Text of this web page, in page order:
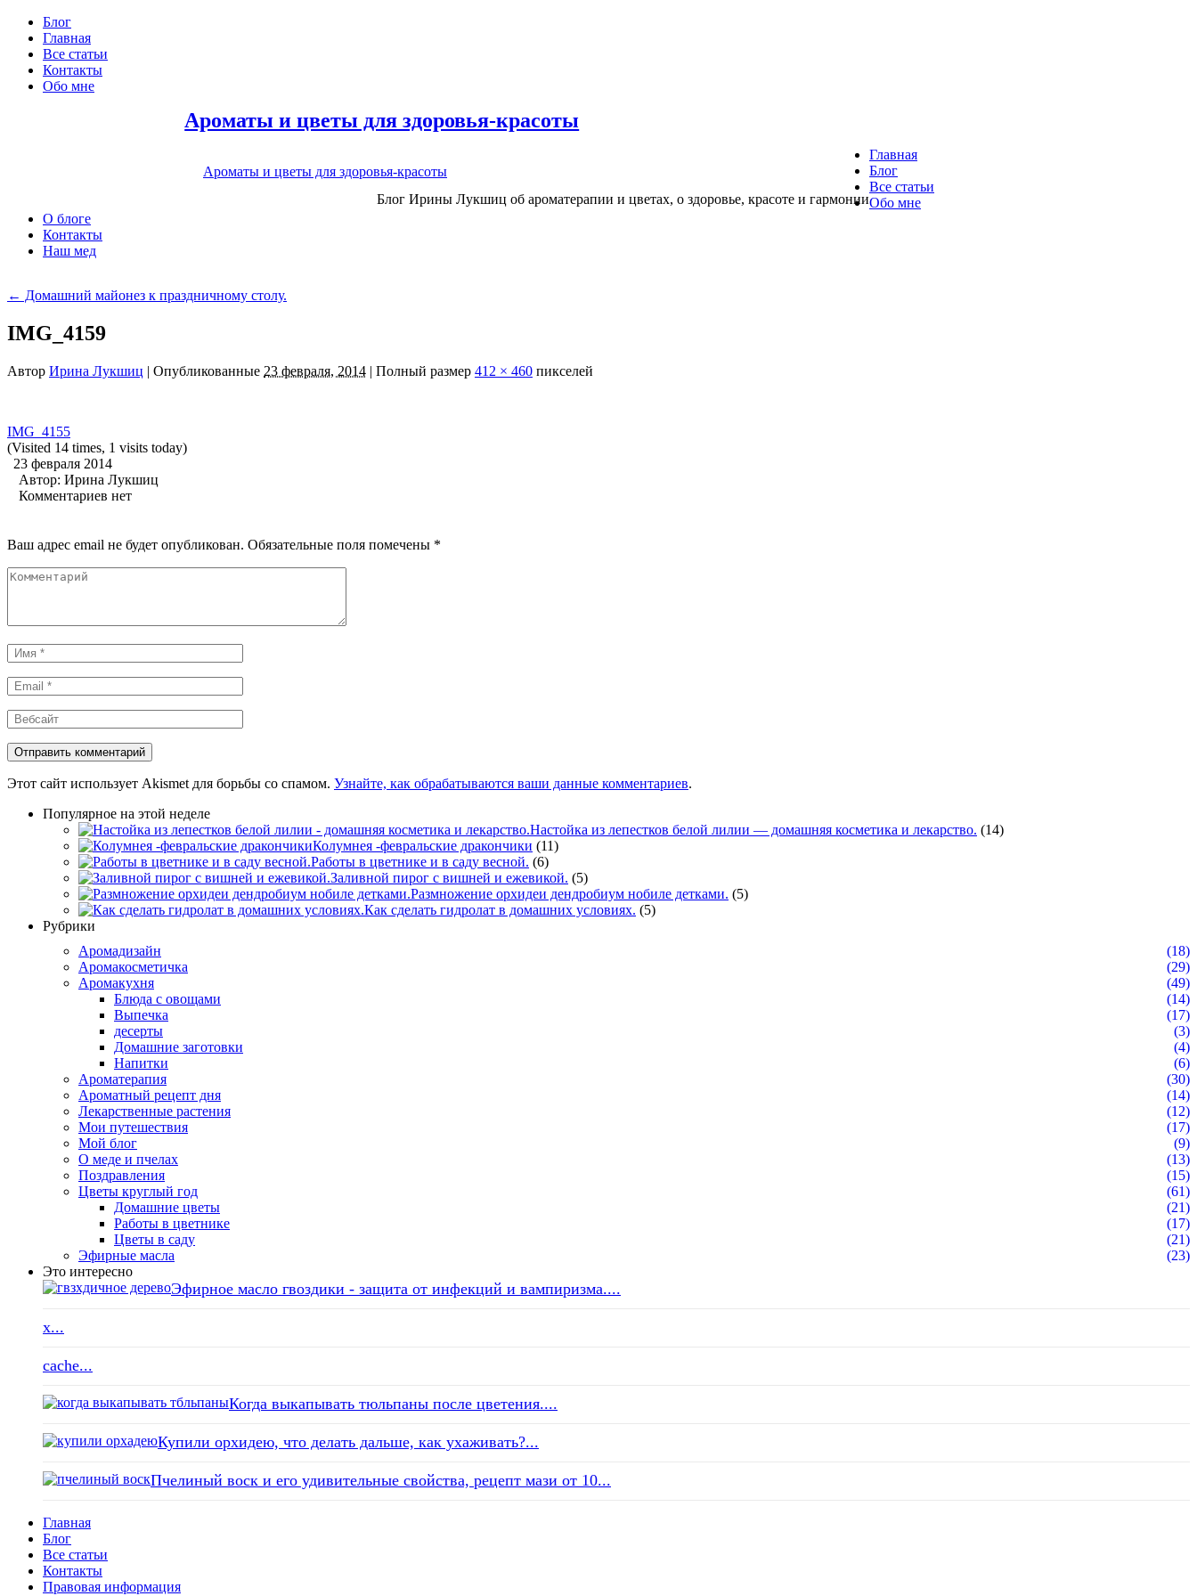
Блог
Главная
Все статьи
Контакты
Обо мне
Ароматы и цветы для здоровья-красоты
Ароматы и цветы для здоровья-красоты
Блог Ирины Лукшиц об ароматерапии и цветах, о здоровье, красоте и гармонии
Главная
Блог
Все статьи
Обо мне
О блоге
Контакты
Наш мед
← Домашний майонез к праздничному столу.
IMG_4159
Автор Ирина Лукшиц | Опубликованные 23 февраля, 2014 | Полный размер 412 × 460 пикселей
IMG_4155
(Visited 14 times, 1 visits today)
23 февраля 2014
Автор: Ирина Лукшиц
Комментариев нет
Ваш адрес email не будет опубликован. Обязательные поля помечены *
Комментарий
Имя
*
Email
*
Вебсайт
Этот сайт использует Akismet для борьбы со спамом. Узнайте, как обрабатываются ваши данные комментариев.
Популярное на этой неделе
Настойка из лепестков белой лилии — домашняя косметика и лекарство. (14)
Колумнея -февральские дракончики (11)
Работы в цветнике и в саду весной. (6)
Заливной пирог с вишней и ежевикой. (5)
Размножение орхидеи дендробиум нобиле детками. (5)
Как сделать гидролат в домашних условиях. (5)
Рубрики
Аромадизайн
(18)
Аромакосметичка
(29)
Аромакухня
(49)
Блюда с овощами
(14)
Выпечка
(17)
десерты
(3)
Домашние заготовки
(4)
Напитки
(6)
Ароматерапия
(30)
Ароматный рецепт дня
(14)
Лекарственные растения
(12)
Мои путешествия
(17)
Мой блог
(9)
О меде и пчелах
(13)
Поздравления
(15)
Цветы круглый год
(61)
Домашние цветы
(21)
Работы в цветнике
(17)
Цветы в саду
(21)
Эфирные масла
(23)
Это интересно
Эфирное масло гвоздики - защита от инфекций и вампиризма....
x...
cache...
Когда выкапывать тюльпаны после цветения....
Купили орхидею, что делать дальше, как ухаживать?...
Пчелиный воск и его удивительные свойства, рецепт мази от 10...
Главная
Блог
Все статьи
Контакты
Правовая информация